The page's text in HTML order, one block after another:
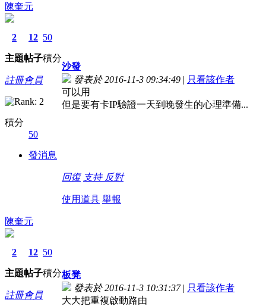
陳奎元
2
主題
12
帖子
50
積分
註冊會員
積分
50
發消息
沙發
發表於 2016-11-3 09:34:49 | 只看該作者
可以用
但是要有卡IP驗證一天到晚發生的心理準備...
回復 支持 反對
使用道具 舉報
陳奎元
2
主題
12
帖子
50
積分
註冊會員
板凳
發表於 2016-11-3 10:31:37 | 只看該作者
大大把重複啟動路由